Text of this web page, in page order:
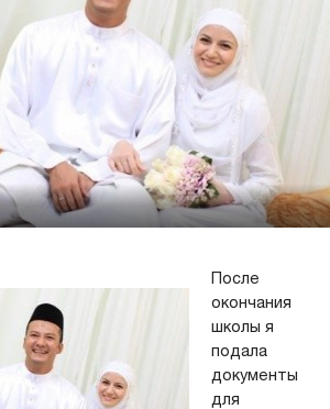
После
окончания
школы я
подала
документы
для